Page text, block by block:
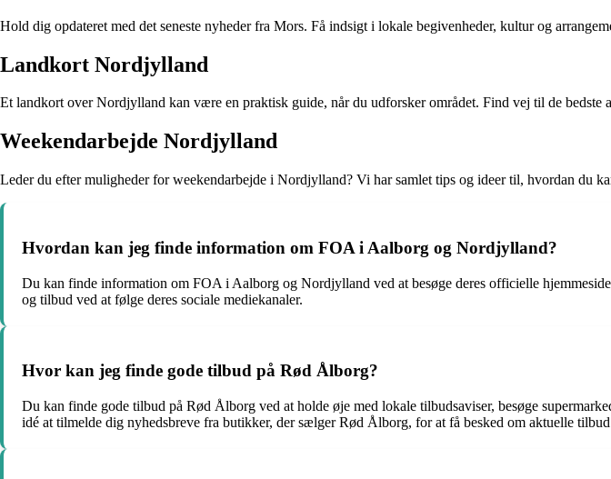
Hold dig opdateret med det seneste nyheder fra Mors. Få indsigt i lokale begivenheder, kultur og
Landkort Nordjylland
Et landkort over Nordjylland kan være en praktisk guide, når du udforsker området. Find vej til de bedste
Weekendarbejde Nordjylland
Leder du efter muligheder for weekendarbejde i Nordjylland? Vi har samlet tips og ideer til, hvordan du
Hvordan kan jeg finde information om FOA i Aalborg og Nordjylland?
Du kan finde information om FOA i Aalborg og Nordjylland ved at besøge deres officielle
og tilbud ved at følge deres sociale mediekanaler.
Hvor kan jeg finde gode tilbud på Rød Ålborg?
Du kan finde gode tilbud på Rød Ålborg ved at holde øje med lokale tilbudsaviser, besøge
idé at tilmelde dig nyhedsbreve fra butikker, der sælger Rød Ålborg, for at få besked om aktuelle